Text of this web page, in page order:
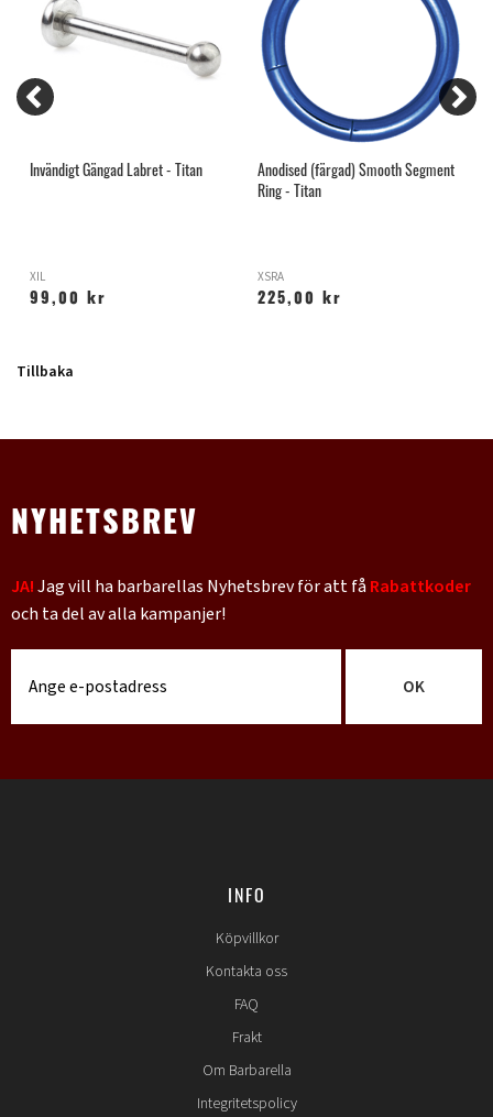
Invändigt Gängad Labret - Titan
XIL
99,00 kr
Anodised (färgad) Smooth Segment
Ring - Titan
XSRA
225,00 kr
Tillbaka
NYHETSBREV
JA!Jag vill ha barbarellas Nyhetsbrev för att fåRabattkoder
och ta del av alla kampanjer!
OK
INFO
Köpvillkor
Kontakta oss
FAQ
Frakt
Om Barbarella
Integritetspolicy